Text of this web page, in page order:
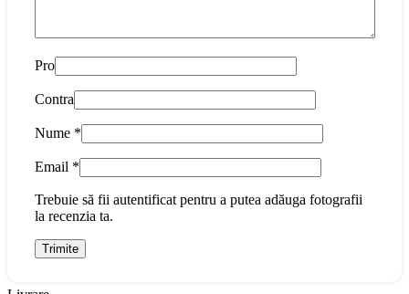
Pro
Contra
Nume *
Email *
Trebuie să fii autentificat pentru a putea adăuga fotografii
la recenzia ta.